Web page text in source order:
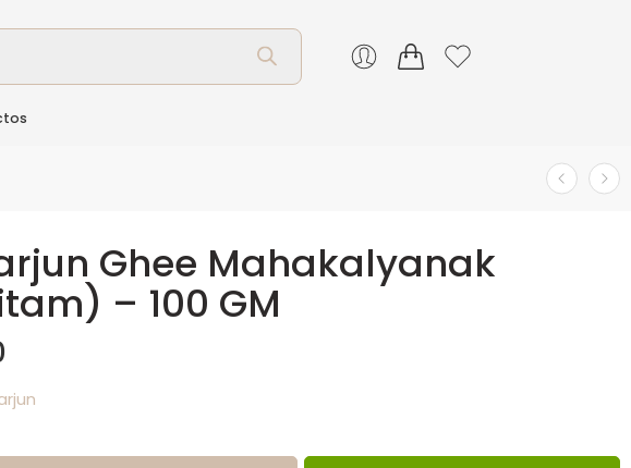
Ghee Mahakalyanak
– 100 GM